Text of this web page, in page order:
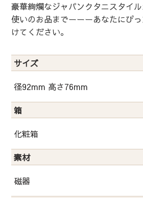
豪華絢爛なジャパンクタニスタイ
使いのお品までーーーあなたにぴ
けてください。
サイズ
径92mm 高さ76mm
箱
化粧箱
素材
磁器